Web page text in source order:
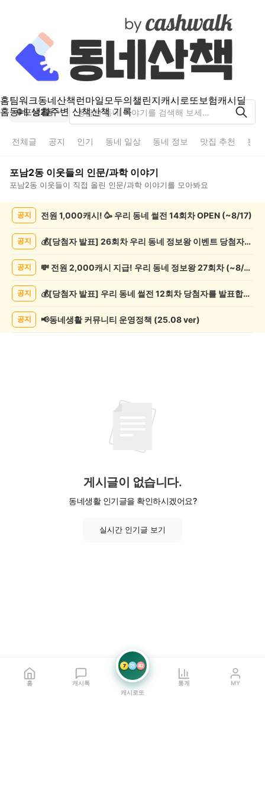
홈팀워크동네산책런마일모두의챌린지캐시로또보험캐시딜
홈동네 생활주변 산책산책 기록
포남2동
전체글 공지 인기 동네 일상 동네 정보 맛집 추천 분
포남2동 이웃들의 인문/과학이야기
포남2동 이웃들이 직접 올린 인문/과학 이야기를 모아봐요
문/
목
공지 전원 1,000캐시! 🥳 우리 동네 썰전 14회차 OPEN (~8/17)
공지 💰[당첨자 발표] 26회차 우리 동네 정보왕 이벤트 당첨자를 발표합니다!
공지 💸 전원 2,000캐시 지급! 우리 동네 정보왕 27회차 (~8/10)
공지 💰[당첨자 발표] 우리 동네 썰전 12회차 당첨자를 발표합니다!
공지 📢동네생활 커뮤니티 운영정책 (25.08 ver)
게시글이 없습니다.
동네생활 인기글을 확인하시겠어요?
실시간 인기글 보기
홈 캐시톡
7 21 42
캐시로또
통계 MY